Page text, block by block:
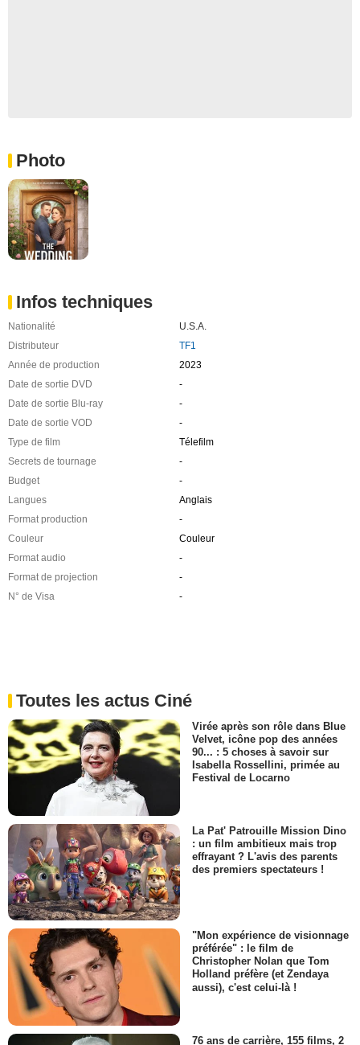
Photo
Infos techniques
Nationalité
U.S.A.
Distributeur
TF1
Année de production
2023
Date de sortie DVD
-
Date de sortie Blu-ray
-
Date de sortie VOD
-
Type de film
Télefilm
Secrets de tournage
-
Budget
-
Langues
Anglais
Format production
-
Couleur
Couleur
Format audio
-
Format de projection
-
N° de Visa
-
Toutes les actus Ciné
Virée après son rôle dans Blue
Velvet, icône pop des années
90... : 5 choses à savoir sur
Isabella Rossellini, primée au
Festival de Locarno
La Pat' Patrouille Mission Dino
: un film ambitieux mais trop
effrayant ? L'avis des parents
des premiers spectateurs !
"Mon expérience de visionnage
préférée" : le film de
Christopher Nolan que Tom
Holland préfère (et Zendaya
aussi), c'est celui-là !
76 ans de carrière, 155 films, 2